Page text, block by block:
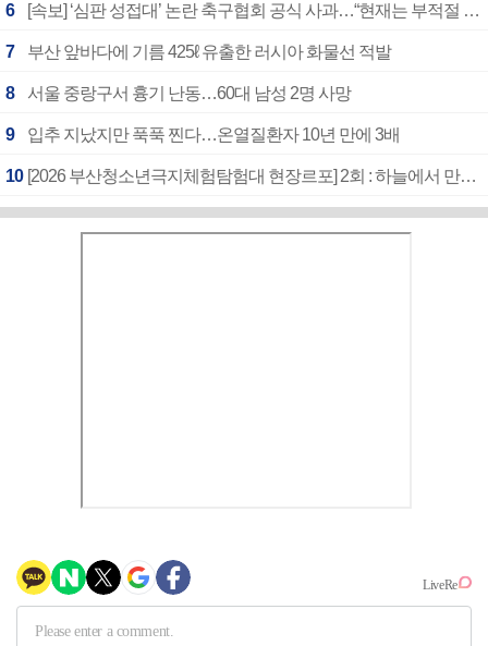
6 [속보] ‘심판 성접대’ 논란 축구협회 공식 사과…“현재는 부적절 행위 없어”
7 부산 앞바다에 기름 425ℓ 유출한 러시아 화물선 적발
8 서울 중랑구서 흉기 난동…60대 남성 2명 사망
9 입추 지났지만 푹푹 찐다…온열질환자 10년 만에 3배
10 [2026 부산청소년극지체험탐험대 현장르포] 2회 : 하늘에서 만난 얼음의 나라